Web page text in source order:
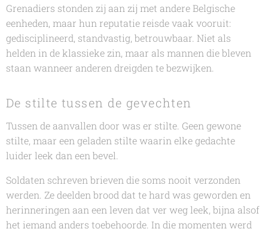
Grenadiers stonden zij aan zij met andere Belgische
eenheden, maar hun reputatie reisde vaak vooruit:
gedisciplineerd, standvastig, betrouwbaar. Niet als
helden in de klassieke zin, maar als mannen die bleven
staan wanneer anderen dreigden te bezwijken.
De stilte tussen de gevechten
Tussen de aanvallen door was er stilte. Geen gewone
stilte, maar een geladen stilte waarin elke gedachte
luider leek dan een bevel.
Soldaten schreven brieven die soms nooit verzonden
werden. Ze deelden brood dat te hard was geworden en
herinneringen aan een leven dat ver weg leek, bijna alsof
het iemand anders toebehoorde. In die momenten werd